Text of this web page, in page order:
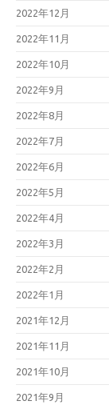
2022年12月
2022年11月
2022年10月
2022年9月
2022年8月
2022年7月
2022年6月
2022年5月
2022年4月
2022年3月
2022年2月
2022年1月
2021年12月
2021年11月
2021年10月
2021年9月